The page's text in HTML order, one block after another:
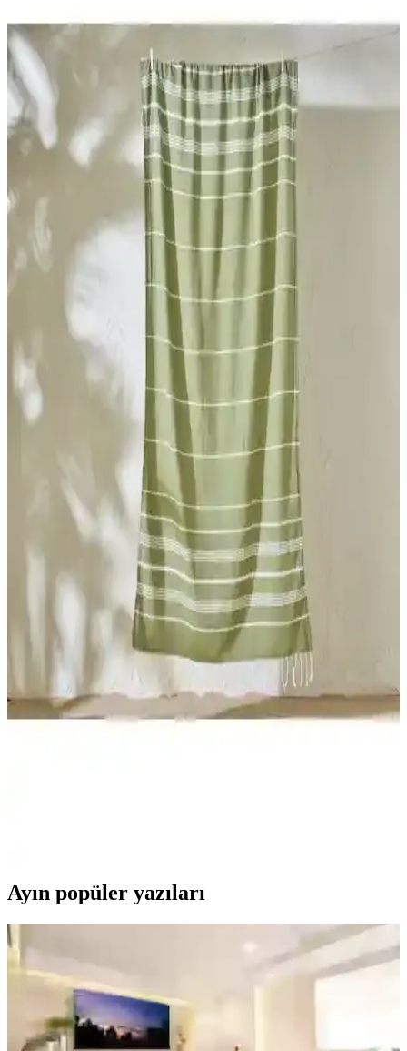
Peştamal ve Havlu Seçiminde Dikkat Edilmesi
Gerekenler: Özellikler ve Kullanım Alanları
İki farklı peştamal ve havlu ürününü detaylı karşılaştırıyoruz.
Kullanım alanları, malzeme özellikleri ve kullanıcı yorumlarıyla en
uygun seçimi yapmanıza yardımcı oluyoruz.
Bella Maison ve Green Petition Havlu ve Peştamal
Karşılaştırması: Özellikler ve Kullanıcı Yorumları
Bu makalede, Bella Maison %100 pamuk peştamal ile Green
Petition çevre dostu çocuk havlusunun özellikleri, kullanıcı
yorumları ve kullanım alanları detaylı şekilde inceleniyor.
Bella Maison Lua Çizgili Peştamal ve Green Petition
Çocuk Plaj Havlusu Karşılaştırması
İki farklı plaj ve çocuk havlusu ürününün malzeme, boyut, kuruma
hızı ve taşınabilirlik gibi özellikleri detaylı karşılaştırması.
Ephemeris Ponpon Peştamal ve Rozet Tekstil
Hürrem Antrasit Püsküllü Bornoz Karşılaştırması
İki farklı bornoz modeli, yüksek su emiciliği ve şık tasarımlarıyla
öne çıkıyor. Kullanıcı yorumları ve özellikleriyle karşılaştırarak
ihtiyaçlarınıza en uygun bornozu seçebilirsiniz.
Peştamal ve Plaj Havlusu Karşılaştırması: Bella
Maison ve Madame Coco Ürünleri Analizi
Bu makalede, Bella Maison %100 Pamuk Alora peştamal ve
Madame Coco Arlette plaj havlusunun özellikleri, kullanıcı
yorumları ve avantajları detaylı incelenerek karşılaştırıldı.
Ephemeris Ponpon Peştamal ve Esmen Bornoz
Karşılaştırması: Özellikler ve Kullanıcı Yorumları
İki yüksek kaliteli bornoz modeli olan Ephemeris Ponpon ve
Esmen'in özellikleri, kullanıcı yorumları ve avantajları detaylı
şekilde karşılaştırıldı. Doğru tercihi yapmanız için rehberlik sağlar.
Ayın popüler yazıları